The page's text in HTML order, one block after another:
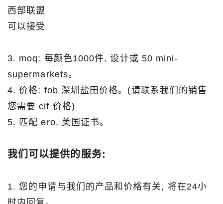
西部联盟
可以接受
3. moq: 每颜色1000件, 设计或 50 mini-
supermarkets。
4. 价格: fob 深圳盐田价格。(请联系我们的销售
您需要 cif 价格)
5. 匹配 ero, 美国证书。
我们可以提供的服务:
1. 您的申请与我们的产品和价格有关, 将在24小